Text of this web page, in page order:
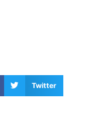
Twitter